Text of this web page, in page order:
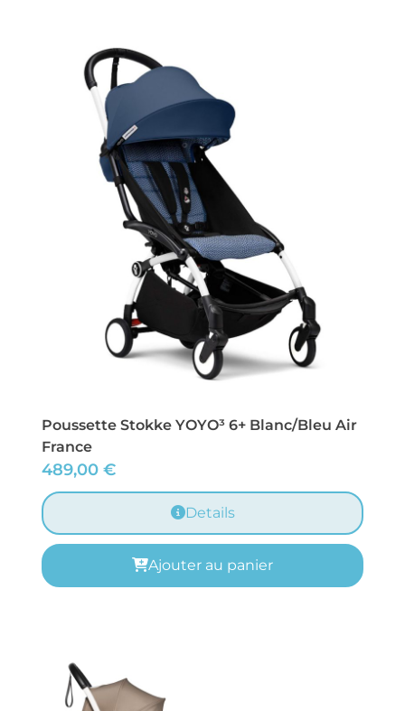
Poussette Stokke YOYO³ 6+ Blanc/Bleu Air
France
489,00 €
Details
Ajouter au panier